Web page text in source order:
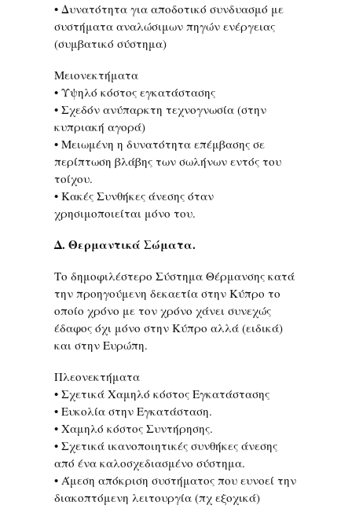
• Δυνατότητα για αποδοτικό συνδυασμό με
συστήματα αναλώσιμων πηγών ενέργειας
(συμβατικό σύστημα)
Μειονεκτήματα
• Υψηλό κόστος εγκατάστασης
• Σχεδόν ανύπαρκτη τεχνογνωσία (στην
κυπριακή αγορά)
• Μειωμένη η δυνατότητα επέμβασης σε
περίπτωση βλάβης των σωλήνων εντός του
τοίχου.
• Κακές Συνθήκες άνεσης όταν
χρησιμοποιείται μόνο του.
Δ. Θερμαντικά Σώματα.
Το δημοφιλέστερο Σύστημα Θέρμανσης κατά
την προηγούμενη δεκαετία στην Κύπρο το
οποίο χρόνο με τον χρόνο χάνει συνεχώς
έδαφος όχι μόνο στην Κύπρο αλλά (ειδικά)
και στην Ευρώπη.
Πλεονεκτήματα
• Σχετικά Χαμηλό κόστος Εγκατάστασης
• Ευκολία στην Εγκατάσταση.
• Χαμηλό κόστος Συντήρησης.
• Σχετικά ικανοποιητικές συνθήκες άνεσης
από ένα καλοσχεδιασμένο σύστημα.
• Άμεση απόκριση συστήματος που ευνοεί την
διακοπτόμενη λειτουργία (πχ εξοχικά)